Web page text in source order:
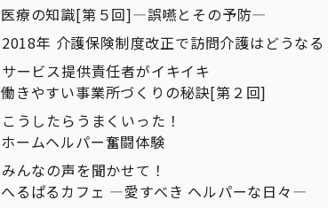
医療の知識[第５回]―誤嚥とその予防―
2018年 介護保険制度改正で訪問介護はどうな
サービス提供責任者がイキイキ
働きやすい事業所づくりの秘訣[第２回]
こうしたらうまくいった！
ホームヘルパー奮闘体験
みんなの声を聞かせて！
へるぱるカフェ ―愛すべき ヘルパーな日々―